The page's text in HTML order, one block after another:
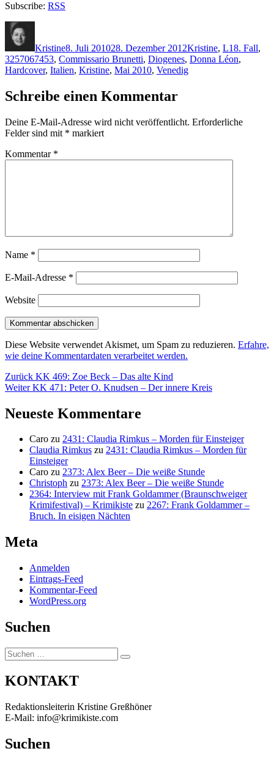
Subscribe: RSS
Kristine8. Juli 201028. Dezember 2012Kristine, L18. Fall,
3257067453, Commissario Brunetti, Diogenes, Donna Léon,
Hardcover, Italien, Kristine, Mai 2010, Venedig
Schreibe einen Kommentar
Deine E-Mail-Adresse wird nicht veröffentlicht. Erforderliche
Felder sind mit * markiert
Kommentar *
Name *
E-Mail-Adresse *
Website
Diese Website verwendet Akismet, um Spam zu reduzieren. Erfahre,
wie deine Kommentardaten verarbeitet werden.
Beitragsnavigation
Zurück Vorheriger
Beitrag:
KK 469: Zoe Beck – Das alte Kind
Weiter Nächster
KK 471: Peter O. Knudsen – Der innere Kreis
Neueste Kommentare
Caro zu 2431: Claudia Rimkus – Morden für Einsteiger
Claudia Rimkus zu 2431: Claudia Rimkus – Morden für
Einsteiger
Caro zu 2373: Alex Beer – Die weiße Stunde
Christoph zu 2373: Alex Beer – Die weiße Stunde
2364: Interview mit Frank Goldammer (Braunschweiger
Krimifestival) – Krimikiste zu 2267: Frank Goldammer –
Bruch. In eisigen Nächten
Meta
Anmelden
Eintrags-Feed
Kommentar-Feed
WordPress.org
Suchen
Suchen
nach:
Suchen
KONTAKT
Redaktionsleiterin Kristine Greßhöner
E-Mail: info@krimikiste.com
Suchen